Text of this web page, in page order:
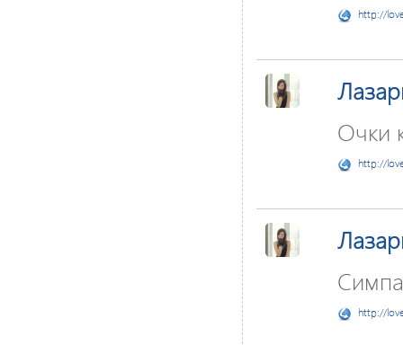
http://
Очки
http://
http://